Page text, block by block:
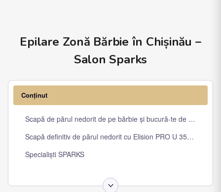
Epilare Zonă Bărbie în Chișinău –
Salon Sparks
Conținut
Scapă de părul nedorit de pe bărbie și bucură-te de un
Scapă definitiv de părul nedorit cu Elision PRO U 3500W!
Specialiști SPARKS